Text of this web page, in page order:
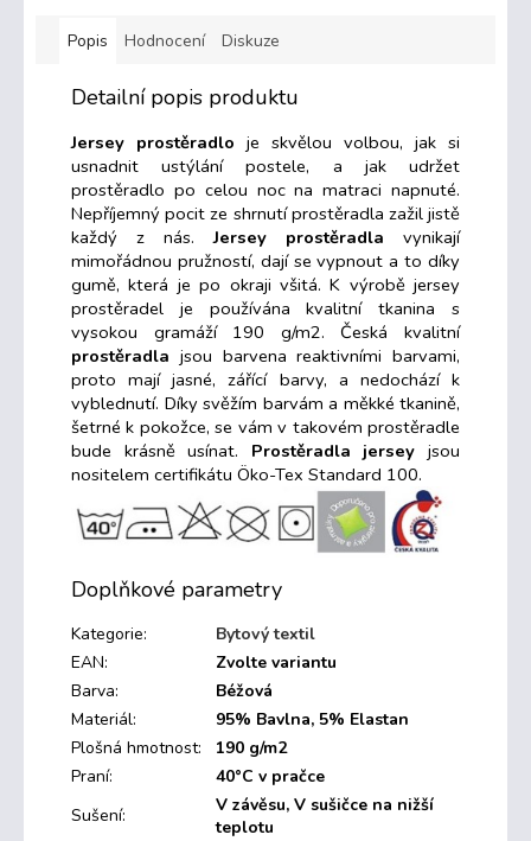
Popis Hodnocení Diskuze
Detailní popis produktu
Jersey prostěradlo je skvělou volbou, jak si
usnadnit ustýlání postele, a jak udržet
prostěradlo po celou noc na matraci napnuté.
Nepříjemný pocit ze shrnutí prostěradla zažil jistě
každý z nás.Jersey prostěradla vynikají
mimořádnou pružností, dají se vypnout a to díky
gumě, která je po okraji všitá. K výrobě jersey
prostěradel je používána kvalitní tkanina s
vysokou gramáží 190 g/m2. Česká kvalitní
prostěradla jsou barvena reaktivními barvami,
proto mají jasné, zářící barvy, a nedochází k
vyblednutí. Díky svěžím barvám a měkké tkanině,
šetrné k pokožce, se vám v takovém prostěradle
bude krásně usínat. Prostěradla jersey jsou
nositelem certifikátu Öko-Tex Standard 100.
Doplňkové parametry
Kategorie:
Bytový textil
EAN:
Zvolte variantu
Barva:
Béžová
Materiál:
95% Bavlna, 5% Elastan
Plošná hmotnost:
190 g/m2
Praní:
40°C v pračce
Sušení:
V závěsu, V sušičce na nižší
teplotu